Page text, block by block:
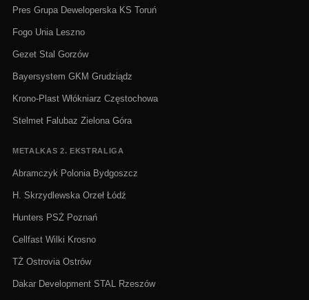
Pres Grupa Deweloperska KS Toruń
Fogo Unia Leszno
Gezet Stal Gorzów
Bayersystem GKM Grudziądz
Krono-Plast Włókniarz Częstochowa
Stelmet Falubaz Zielona Góra
METALKAS 2. EKSTRALIGA
Abramczyk Polonia Bydgoszcz
H. Skrzydlewska Orzeł Łódź
Hunters PSŻ Poznań
Cellfast Wilki Krosno
TŻ Ostrovia Ostrów
Dakar Development STAL Rzeszów